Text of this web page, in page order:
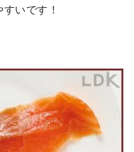
いです！